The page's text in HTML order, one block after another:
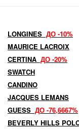
LONGINES ДО -10%
MAURICE LACROIX
CERTINA ДО -20%
SWATCH
CANDINO
JACQUES LEMANS
GUESS ДО -76,6667%
BEVERLY HILLS